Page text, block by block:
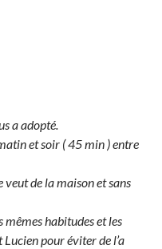
a adopté.
et soir ( 45 min ) entre
de la maison et sans
mêmes habitudes et les
pour éviter de l’a